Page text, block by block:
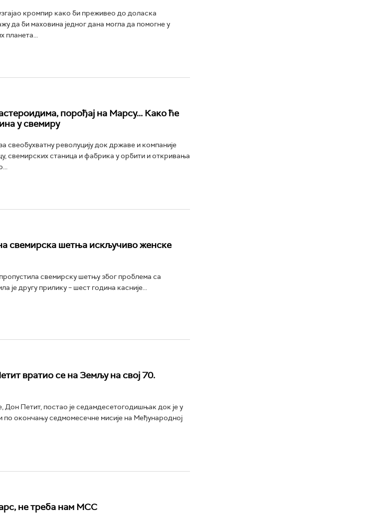
кромпир како би преживео до доласка
да би маховина једног дана могла да помогне у
порођај на Марсу... Како ће
у свемиру
свеобухватну револуцију док државе и компаније
свемирских станица и фабрика у орбити и откривања
свемирска шетња искључиво женске
свемирску шетњу због проблема са
је другу прилику – шест година касније...
вратио се на Земљу на свој 70.
Дон Петит, постао је седамдесетогодишњак док је у
по окончању седмомесечне мисије на Међународној
не треба нам МСС